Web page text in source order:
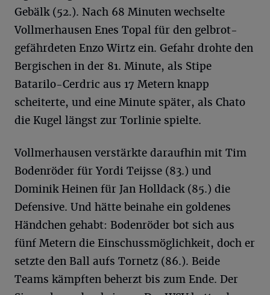
Gebälk (52.). Nach 68 Minuten wechselte
Vollmerhausen Enes Topal für den gelbrot-
gefährdeten Enzo Wirtz ein. Gefahr drohte den
Bergischen in der 81. Minute, als Stipe
Batarilo-Cerdric aus 17 Metern knapp
scheiterte, und eine Minute später, als Chato
die Kugel längst zur Torlinie spielte.
Vollmerhausen verstärkte daraufhin mit Tim
Bodenröder für Yordi Teijsse (83.) und
Dominik Heinen für Jan Holldack (85.) die
Defensive. Und hätte beinahe ein goldenes
Händchen gehabt: Bodenröder bot sich aus
fünf Metern die Einschussmöglichkeit, doch er
setzte den Ball aufs Tornetz (86.). Beide
Teams kämpften beherzt bis zum Ende. Der